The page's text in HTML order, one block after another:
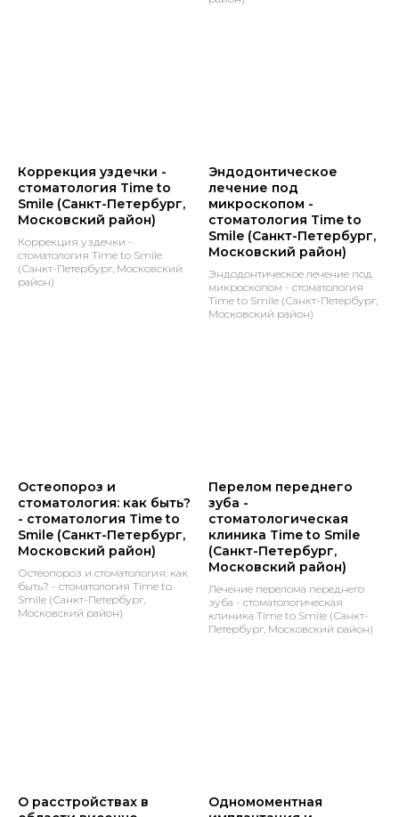
Коррекция уздечки -
стоматология Time to
Smile (Санкт-Петербург,
Московский район)
Коррекция уздечки -
стоматология Time to Smile
(Санкт-Петербург, Московский
район)
Эндодонтическое
лечение под
микроскопом -
стоматология Time to
Smile (Санкт-Петербург,
Московский район)
Эндодонтическое лечение под
микроскопом - стоматология
Time to Smile (Санкт-Петербург,
Московский район)
Остеопороз и
стоматология: как быть?
- стоматология Time to
Smile (Санкт-Петербург,
Московский район)
Остеопороз и стоматология: как
быть? - стоматология Time to
Smile (Санкт-Петербург,
Московский район)
Перелом переднего
зуба -
стоматологическая
клиника Time to Smile
(Санкт-Петербург,
Московский район)
Лечение перелома переднего
зуба - стоматологическая
клиника Time to Smile (Санкт-
Петербург, Московский район)
О расстройствах в
Одномоментная